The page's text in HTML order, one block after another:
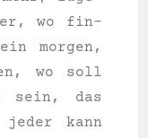
wo fin­
mor­gen,
wo soll
sein, das
kann